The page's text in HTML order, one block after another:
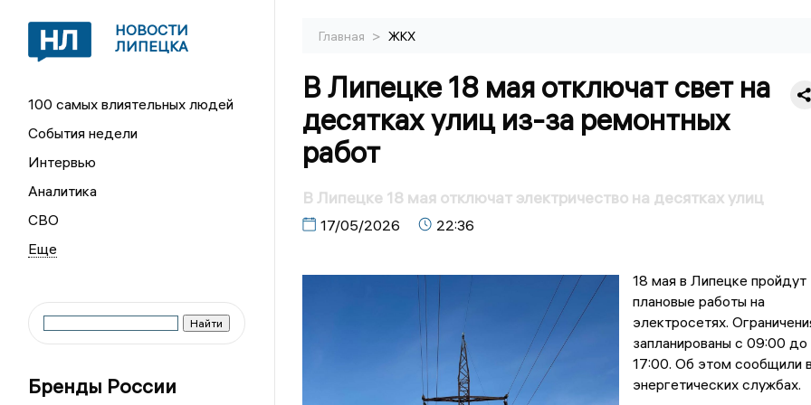
НОВОСТИ
ЛИПЕЦКА
100 самых влиятельных людей
События недели
Интервью
Аналитика
СВО
Бренды России
Главная > ЖКХ
В Липецке 18 мая отключат свет на
десятках улиц из-за ремонтных
работ
В Липецке 18 мая отключат электричество на десятках улиц
17/05/2026 22:36
18 мая в Липецке пройдут
плановые работы на
электросетях.
запланированы с 09:00 до
17:00. Об этом сообщили
энергетических службах.